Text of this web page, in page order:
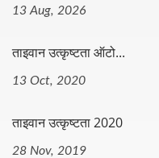
13 Aug, 2026
ताइवान उत्कृष्टता ऑटो...
13 Oct, 2020
ताइवान उत्कृष्टता 2020
28 Nov, 2019